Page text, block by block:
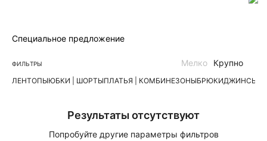
Специальное предложение
ФИЛЬТРЫ
ЛЕНТОПЫЮБКИ | ШОРТЫПЛАТЬЯ | КОМБИНЕЗОНЫБРЮКИДЖИНСЫ
Мелко Крупно
Результаты отсутствуют
Попробуйте другие параметры фильтров